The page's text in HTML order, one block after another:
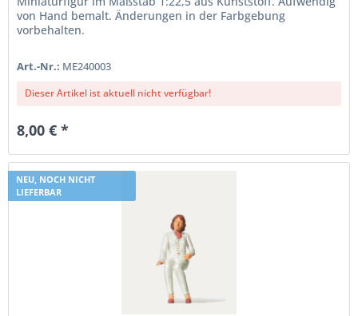
von Hand bemalt. Änderungen in der Farbgebung
vorbehalten.
Art.-Nr.: ME240003
Dieser Artikel ist aktuell nicht verfügbar!
8,00 € *
NEU, NOCH NICHT
LIEFERBAR